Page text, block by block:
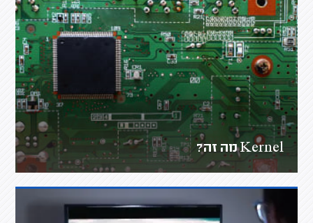
Kernel מה זה?